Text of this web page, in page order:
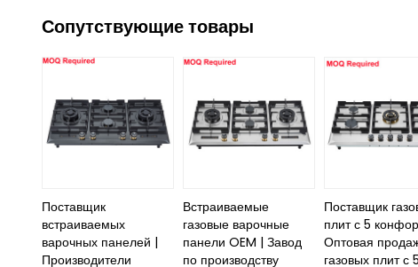
Сопутствующие товары
Поставщик
встраиваемых
варочных панелей |
Производители
Встраиваемые
газовые варочные
панели OEM | Завод
по производству
Поставщик
плит с 5
Оптовая
газовых плит с 5